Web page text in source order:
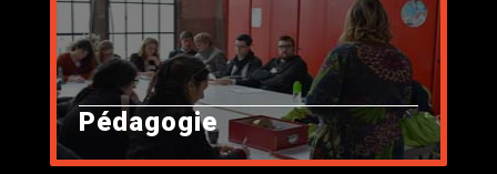
Pédagogie